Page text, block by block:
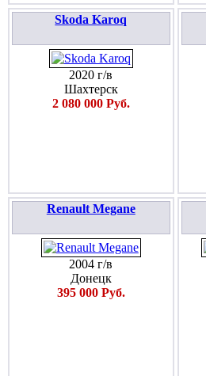
Skoda Karoq
2020 г/в
Шахтерск
2 080 000 Руб.
Renault Megane
2004 г/в
Донецк
395 000 Руб.